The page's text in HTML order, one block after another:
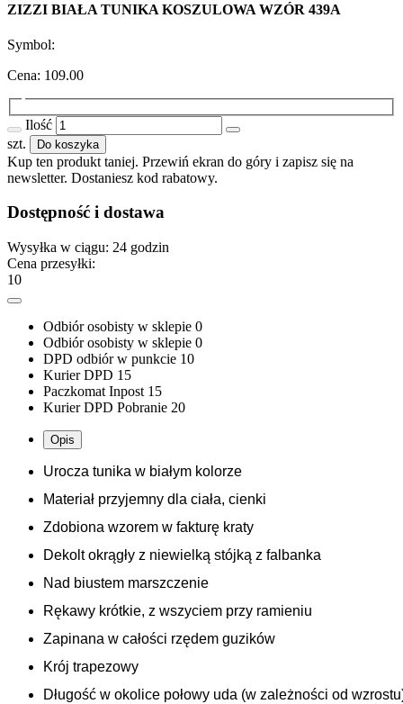
ZIZZI BIAŁA TUNIKA KOSZULOWA WZÓR 439A
Symbol:
Cena: 109.00
Ilość
szt.
Do koszyka
Kup ten produkt taniej. Przewiń ekran do góry i zapisz się na
newsletter. Dostaniesz kod rabatowy.
Dostępność i dostawa
Wysyłka w ciągu: 24 godzin
Cena przesyłki:
10
Odbiór osobisty w sklepie 0
Odbiór osobisty w sklepie 0
DPD odbiór w punkcie 10
Kurier DPD 15
Paczkomat Inpost 15
Kurier DPD Pobranie 20
Opis
Urocza tunika w białym kolorze
Materiał przyjemny dla ciała, cienki
Zdobiona wzorem w fakturę kraty
Dekolt okrągły z niewielką stójką z falbanka
Nad biustem marszczenie
Rękawy krótkie, z wszyciem przy ramieniu
Zapinana w całości rzędem guzików
Krój trapezowy
Długość w okolice połowy uda (w zależności od